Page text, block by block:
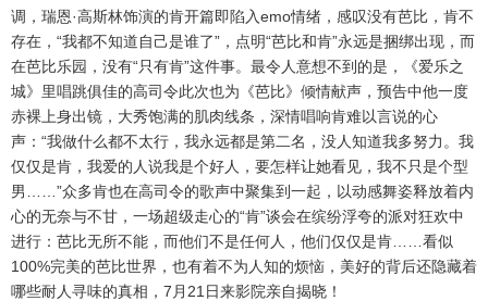
调，瑞恩·高斯林饰演的肯开篇即陷入emo情绪，感叹没有芭比，肯不
存在，“我都不知道自己是谁了”，点明“芭比和肯”永远是捆绑出现，而
在芭比乐园，没有“只有肯”这件事。最令人意想不到的是，《爱乐之
城》里唱跳俱佳的高司令此次也为《芭比》倾情献声，预告中他一度
赤裸上身出镜，大秀饱满的肌肉线条，深情唱响肯难以言说的心
声：“我做什么都不太行，我永远都是第二名，没人知道我多努力。我
仅仅是肯，我爱的人说我是个好人，要怎样让她看见，我不只是个型
男……”众多肯也在高司令的歌声中聚集到一起，以动感舞姿释放着内
心的无奈与不甘，一场超级走心的“肯”谈会在缤纷浮夸的派对狂欢中
进行：芭比无所不能，而他们不是任何人，他们仅仅是肯……看似
100%完美的芭比世界，也有着不为人知的烦恼，美好的背后还隐藏着
哪些耐人寻味的真相，7月21日来影院亲自揭晓！